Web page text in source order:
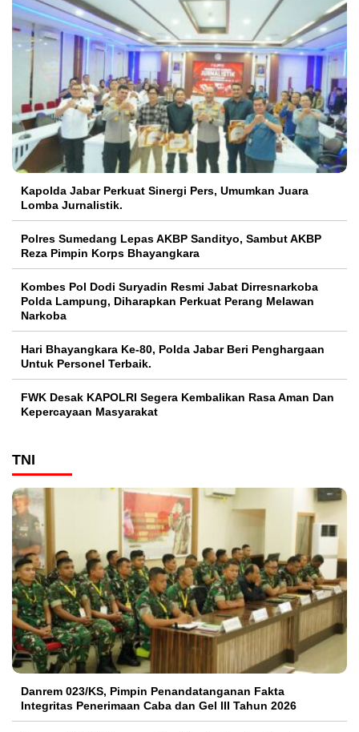
Kapolda Jabar Perkuat Sinergi Pers, Umumkan Juara
Lomba Jurnalistik.
Polres Sumedang Lepas AKBP Sandityo, Sambut AKBP
Reza Pimpin Korps Bhayangkara
Kombes Pol Dodi Suryadin Resmi Jabat Dirresnarkoba
Polda Lampung, Diharapkan Perkuat Perang Melawan
Narkoba
Hari Bhayangkara Ke-80, Polda Jabar Beri Penghargaan
Untuk Personel Terbaik.
FWK Desak KAPOLRI Segera Kembalikan Rasa Aman Dan
Kepercayaan Masyarakat
TNI
Danrem 023/KS, Pimpin Penandatanganan Fakta
Integritas Penerimaan Caba dan Gel III Tahun 2026